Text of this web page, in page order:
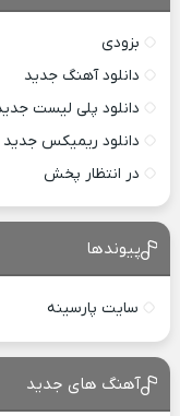
بزودی
دانلود آهنگ جدید
دانلود پلی لیست
دانلود ریمیکس جدید
در انتظار پخش
پیوندها
سایت پارسینه
آهنگ های جدید